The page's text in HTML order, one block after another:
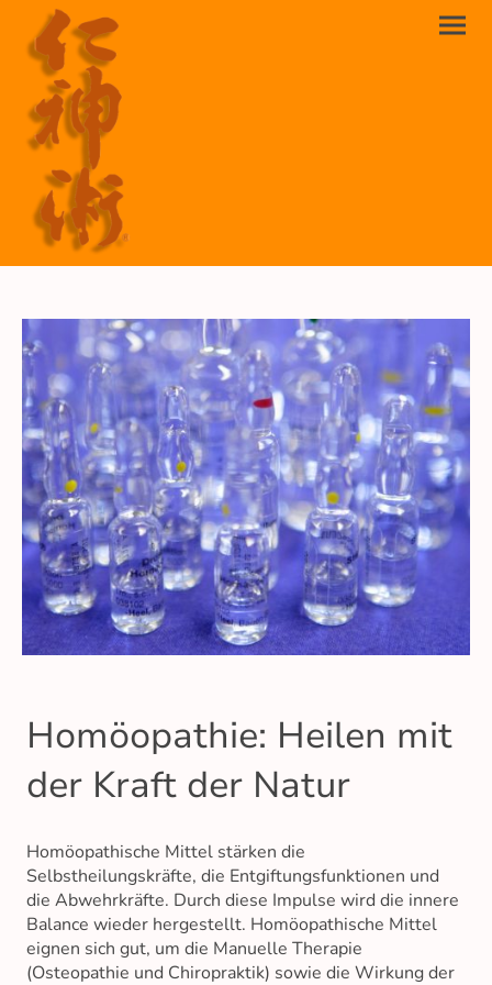
Homöopathie: Heilen mit
der Kraft der Natur
Homöopathische Mittel stärken die
Selbstheilungskräfte, die Entgiftungsfunktionen und
die Abwehrkräfte. Durch diese Impulse wird die innere
Balance wieder hergestellt. Homöopathische Mittel
eignen sich gut, um die Manuelle Therapie
(Osteopathie und Chiropraktik) sowie die Wirkung der